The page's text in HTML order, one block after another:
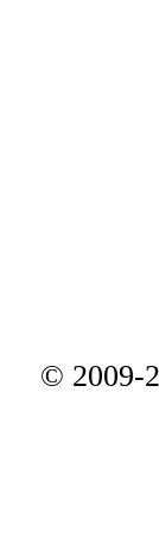
© 2009-